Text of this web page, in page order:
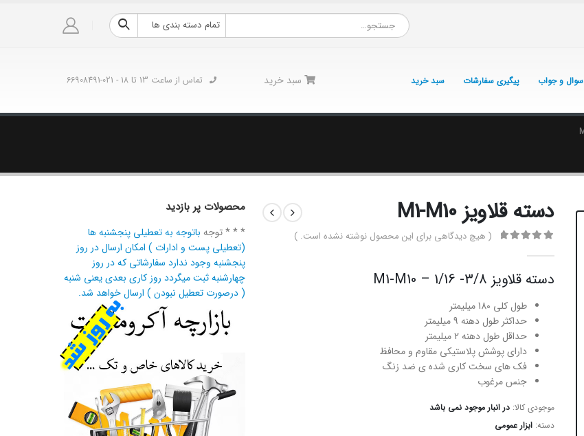
تمام دسته بندی ها
سوال و جواب پیگیری سفارشات سبد خرید سبد خرید تماس از ساعت 13 تا 18 - 021-66908491
دسته قلاویز M1-M10
( هیچ دیدگاهی برای این محصول نوشته نشده است. )
دسته قلاویز M1-M10 – 1/16 -3/8
طول کلی 180 میلیمتر
حداکثر طول دهنه 9 میلیمتر
حداقل طول دهنه 2 میلیمتر
دارای پوشش پلاستیکی مقاوم و محافظ
فک های سخت کاری شده ی ضد زنگ
جنس مرغوب
موجودی کالا: در انبار موجود نمی باشد
دسته: ابزار عمومی
محصولات پر بازدید
* * * توجه باتوجه به تعطیلی پنجشنبه ها
(تعطیلی پست و ادارات ) امکان ارسال در روز
پنجشنبه وجود ندارد سفارشاتی که در روز
چهارشنبه ثبت میگردد روز کاری بعدی یعنی شنبه
( درصورت تعطیل نبودن ) ارسال خواهد شد.